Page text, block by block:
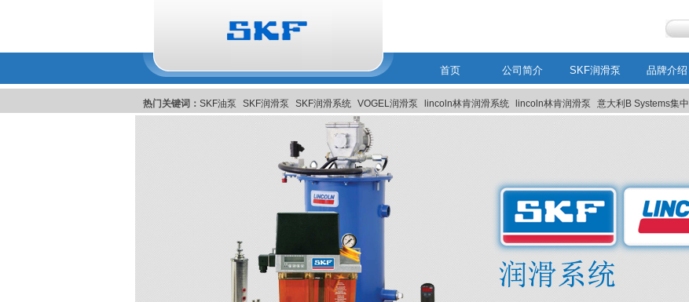
首页 公司简介 SKF润滑泵 品牌介绍
热门关键词： SKF油泵 SKF润滑泵 SKF润滑系统 VOGEL润滑泵 lincoln林肯润滑系统 lincoln林肯润滑泵 意大利B Systems集中
美国Pulsarlube EX自动注油器 比利时MEMOLUB智能润滑系统